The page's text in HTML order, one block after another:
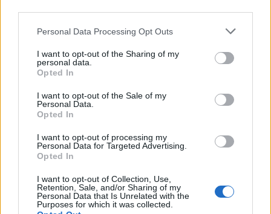
Please note that this website/app uses one or more Google
not limited to your visit or usage behaviour. You may click to
grant or deny consent to Google and its third-party tags to
use your data for below specified purposes in below Google
consent section.
Personal Data Processing Opt Outs
I want to opt-out of the Sharing of my
personal data.
Opted In
I want to opt-out of the Sale of my
Personal Data.
Opted In
I want to opt-out of processing my
Personal Data for Targeted Advertising.
Opted In
I want to opt-out of Collection, Use,
Retention, Sale, and/or Sharing of my
Personal Data that Is Unrelated with the
Purposes for which it was collected.
Πότε ανοίγει ξανά η πλατφόρμα Την Πέμπτη 30 Μαΐου αναμένεται
να πιστωθεί η δεύτερη δόση για το επίδομα παιδιού Α21…